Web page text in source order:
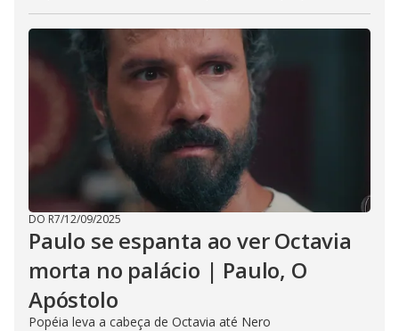
DO R7/12/09/2025
Paulo se espanta ao ver Octavia
morta no palácio | Paulo, O
Apóstolo
Popéia leva a cabeça de Octavia até Nero